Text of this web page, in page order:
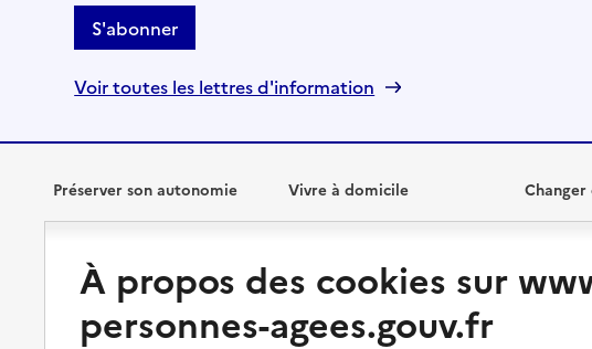
S'abonner
Voir toutes les lettres d'information
Préserver son autonomie
et droits
s'équiper
Vivre à domicile
Bénéficier de soins à domicile
Aides financières
Vivre
À propos des cookies sur
personnes-agees.gouv.fr